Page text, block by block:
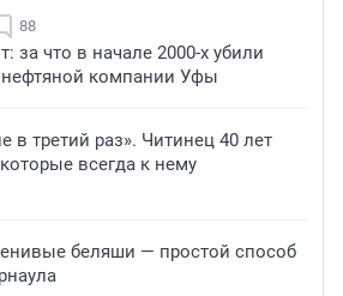
88
за что в начале 2000-х убили
нефтяной компании Уфы
в третий раз». Читинец 40 лет
всегда к нему
беляши — простой способ